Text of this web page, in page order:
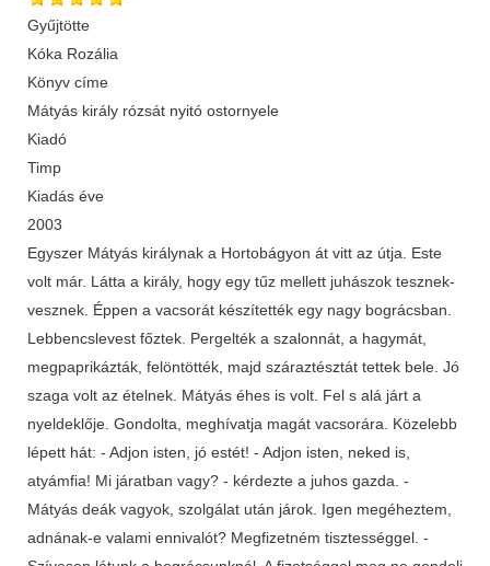
Gyűjtötte
Kóka Rozália
Könyv címe
Mátyás király rózsát nyitó ostornyele
Kiadó
Timp
Kiadás éve
2003
Egyszer Mátyás királynak a Hortobágyon át vitt az útja. Este
volt már. Látta a király, hogy egy tűz mellett juhászok tesznek-
vesznek. Éppen a vacsorát készítették egy nagy bográcsban.
Lebbencslevest főztek. Pergelték a szalonnát, a hagymát,
megpaprikázták, felöntötték, majd száraztésztát tettek bele. Jó
szaga volt az ételnek. Mátyás éhes is volt. Fel s alá járt a
nyeldeklője. Gondolta, meghívatja magát vacsorára. Közelebb
lépett hát: - Adjon isten, jó estét! - Adjon isten, neked is,
atyámfia! Mi járatban vagy? - kérdezte a juhos gazda. -
Mátyás deák vagyok, szolgálat után járok. Igen megéheztem,
adnának-e valami ennivalót? Megfizetném tisztességgel. -